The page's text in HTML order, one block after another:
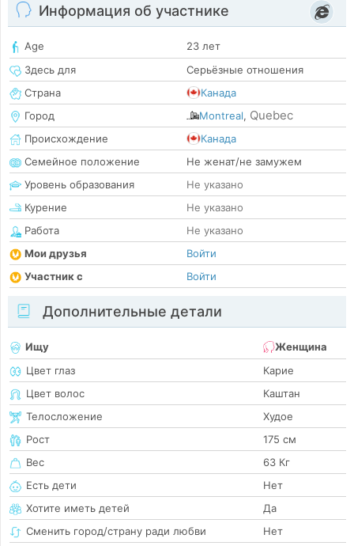
Информация об участнике
Age
23 лет
Здесь для
Серьёзные отношения
Страна
Канада
Город
Montreal, Quebec
Происхождение
Канада
Семейное положение
Не женат/не замужем
Уровень образования
Не указано
Курение
Не указано
Работа
Не указано
Мои друзья
Войти
Участник с
Войти
Дополнительные детали
Ищу
Женщина
Цвет глаз
Карие
Цвет волос
Каштан
Телосложение
Худое
Рост
175 см
Вес
63 Кг
Есть дети
Нет
Хотите иметь детей
Да
Сменить город/страну ради любви
Нет